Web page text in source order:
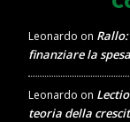
Leonardo on
finanziare la
Leonardo on
teoria della